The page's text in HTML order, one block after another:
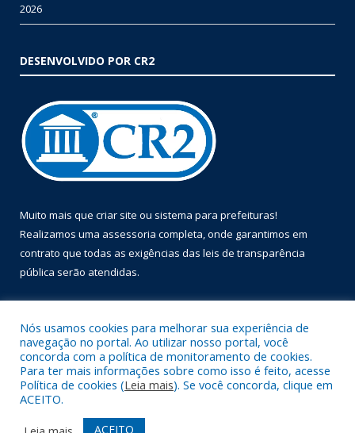
2026
DESENVOLVIDO POR CR2
Muito mais que criar site ou sistema para prefeituras!
Realizamos uma assessoria completa, onde garantimos em
contrato que todas as exigências das leis de transparência
pública serão atendidas.
Todos os direitos reservados a Prefeitura Municipal de Óbidos.
Mapa do Site Acessar Área Administrativa
Nós usamos cookies para melhorar sua experiência de
navegação no portal. Ao utilizar nosso portal, você
concorda com a política de monitoramento de cookies.
Para ter mais informações sobre como isso é feito, acesse
Política de cookies (Leia mais). Se você concorda, clique em
ACEITO.
ACEITO